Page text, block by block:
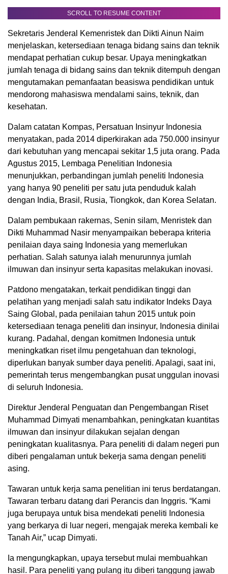
SCROLL TO RESUME CONTENT
Sekretaris Jenderal Kemenristek dan Dikti Ainun Naim
menjelaskan, ketersediaan tenaga bidang sains dan teknik
mendapat perhatian cukup besar. Upaya meningkatkan
jumlah tenaga di bidang sains dan teknik ditempuh dengan
mengutamakan pemanfaatan beasiswa pendidikan untuk
mendorong mahasiswa mendalami sains, teknik, dan
kesehatan.
Dalam catatan Kompas, Persatuan Insinyur Indonesia
menyatakan, pada 2014 diperkirakan ada 750.000 insinyur
dari kebutuhan yang mencapai sekitar 1,5 juta orang. Pada
Agustus 2015, Lembaga Penelitian Indonesia
menunjukkan, perbandingan jumlah peneliti Indonesia
yang hanya 90 peneliti per satu juta penduduk kalah
dengan India, Brasil, Rusia, Tiongkok, dan Korea Selatan.
Dalam pembukaan rakernas, Senin silam, Menristek dan
Dikti Muhammad Nasir menyampaikan beberapa kriteria
penilaian daya saing Indonesia yang memerlukan
perhatian. Salah satunya ialah menurunnya jumlah
ilmuwan dan insinyur serta kapasitas melakukan inovasi.
Patdono mengatakan, terkait pendidikan tinggi dan
pelatihan yang menjadi salah satu indikator Indeks Daya
Saing Global, pada penilaian tahun 2015 untuk poin
ketersediaan tenaga peneliti dan insinyur, Indonesia dinilai
kurang. Padahal, dengan komitmen Indonesia untuk
meningkatkan riset ilmu pengetahuan dan teknologi,
diperlukan banyak sumber daya peneliti. Apalagi, saat ini,
pemerintah terus mengembangkan pusat unggulan inovasi
di seluruh Indonesia.
Direktur Jenderal Penguatan dan Pengembangan Riset
Muhammad Dimyati menambahkan, peningkatan kuantitas
ilmuwan dan insinyur dilakukan sejalan dengan
peningkatan kualitasnya. Para peneliti di dalam negeri pun
diberi pengalaman untuk bekerja sama dengan peneliti
asing.
Tawaran untuk kerja sama penelitian ini terus berdatangan.
Tawaran terbaru datang dari Perancis dan Inggris. “Kami
juga berupaya untuk bisa mendekati peneliti Indonesia
yang berkarya di luar negeri, mengajak mereka kembali ke
Tanah Air,” ucap Dimyati.
Ia mengungkapkan, upaya tersebut mulai membuahkan
hasil. Para peneliti yang pulang itu diberi tanggung jawab